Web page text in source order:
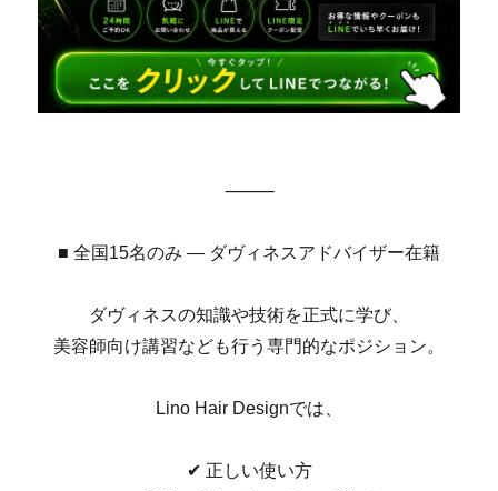
⸻
■ 全国15名のみ ― ダヴィネスアドバイザー在籍
ダヴィネスの知識や技術を正式に学び、
美容師向け講習なども行う専門的なポジション。
Lino Hair Designでは、
✔︎ 正しい使い方